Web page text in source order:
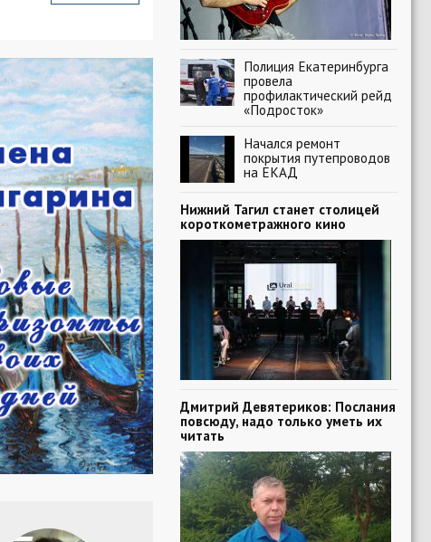
Полиция Екатеринбурга
провела
профилактический рейд
«Подросток»
Начался ремонт
покрытия путепроводов
на ЕКАД
Нижний Тагил станет столицей
короткометражного кино
Дмитрий Девятериков: Послания
повсюду, надо только уметь их
читать